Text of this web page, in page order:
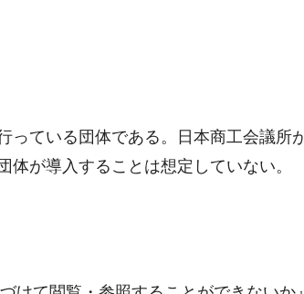
ている団体である。日本商工会議所
が導入することは想定していない。